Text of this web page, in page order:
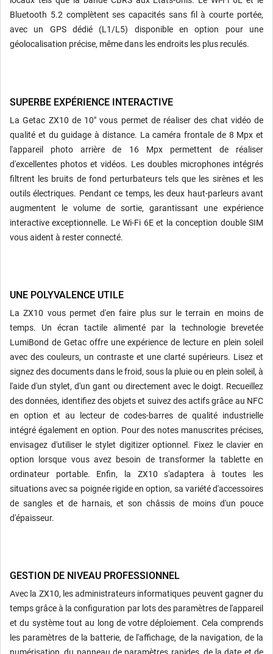
Bluetooth 5.2 complètent ses capacités sans fil à courte portée,
avec un GPS dédié (L1/L5) disponible en option pour une
géolocalisation précise, même dans les endroits les plus reculés.
SUPERBE EXPÉRIENCE INTERACTIVE
La Getac ZX10 de 10" vous permet de réaliser des chat vidéo de
qualité et du guidage à distance. La caméra frontale de 8 Mpx et
l'appareil photo arrière de 16 Mpx permettent de réaliser
d'excellentes photos et vidéos. Les doubles microphones intégrés
filtrent les bruits de fond perturbateurs tels que les sirènes et les
outils électriques. Pendant ce temps, les deux haut-parleurs avant
augmentent le volume de sortie, garantissant une expérience
interactive exceptionnelle. Le Wi-Fi 6E et la conception double SIM
vous aident à rester connecté.
UNE POLYVALENCE UTILE
La ZX10 vous permet d'en faire plus sur le terrain en moins de
temps. Un écran tactile alimenté par la technologie brevetée
LumiBond de Getac offre une expérience de lecture en plein soleil
avec des couleurs, un contraste et une clarté supérieurs. Lisez et
signez des documents dans le froid, sous la pluie ou en plein soleil, à
l'aide d'un stylet, d'un gant ou directement avec le doigt. Recueillez
des données, identifiez des objets et suivez des actifs grâce au NFC
en option et au lecteur de codes-barres de qualité industrielle
intégré également en option. Pour des notes manuscrites précises,
envisagez d'utiliser le stylet digitizer optionnel. Fixez le clavier en
option lorsque vous avez besoin de transformer la tablette en
ordinateur portable. Enfin, la ZX10 s'adaptera à toutes les
situations avec sa poignée rigide en option, sa variété d'accessoires
de sangles et de harnais, et son châssis de moins d'un pouce
d'épaisseur.
GESTION DE NIVEAU PROFESSIONNEL
Avec la ZX10, les administrateurs informatiques peuvent gagner du
temps grâce à la configuration par lots des paramètres de l'appareil
et du système tout au long de votre déploiement. Cela comprends
les paramètres de la batterie, de l'affichage, de la navigation, de la